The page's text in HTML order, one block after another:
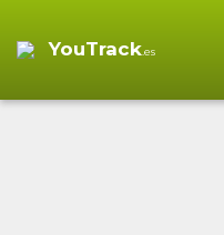
YouTrack.es